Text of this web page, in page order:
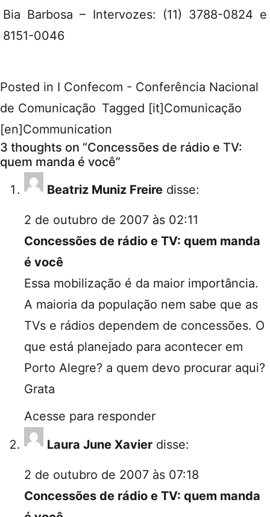
Bia Barbosa – Intervozes: (11) 3788-0824 e
8151-0046
Posted in I Confecom - Conferência Nacional
de Comunicação Tagged [it]Comunicação
[en]Communication
3 thoughts on “Concessões de rádio e TV:
quem manda é você”
Beatriz Muniz Freire disse:
2 de outubro de 2007 às 02:11
Concessões de rádio e TV: quem manda
é você
Essa mobilização é da maior importância.
A maioria da população nem sabe que as
TVs e rádios dependem de concessões. O
que está planejado para acontecer em
Porto Alegre? a quem devo procurar aqui?
Grata
Acesse para responder
Laura June Xavier disse:
2 de outubro de 2007 às 07:18
Concessões de rádio e TV: quem manda